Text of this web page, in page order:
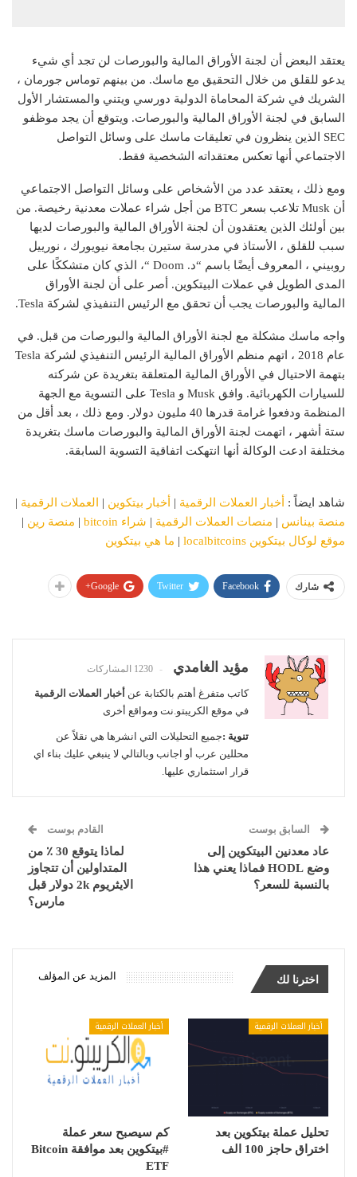
يعتقد البعض أن لجنة الأوراق المالية والبورصات لن تجد أي شيء
يدعو للقلق من خلال التحقيق مع ماسك. من بينهم توماس جورمان ،
الشريك في شركة المحاماة الدولية دورسي ويتني والمستشار الأول
السابق في لجنة الأوراق المالية والبورصات. ويتوقع أن يجد موظفو
SEC الذين ينظرون في تعليقات ماسك على وسائل التواصل
الاجتماعي أنها تعكس معتقداته الشخصية فقط.
ومع ذلك ، يعتقد عدد من الأشخاص على وسائل التواصل الاجتماعي
أن Musk تلاعب بسعر BTC من أجل شراء عملات معدنية رخيصة. من
بين أولئك الذين يعتقدون أن لجنة الأوراق المالية والبورصات لديها
سبب للقلق ، الأستاذ في مدرسة ستيرن بجامعة نيويورك ، نورييل
روبيني ، المعروف أيضًا باسم “د. Doom “، الذي كان متشككًا على
المدى الطويل في عملات البيتكوين. أصر على أن لجنة الأوراق
المالية والبورصات يجب أن تحقق مع الرئيس التنفيذي لشركة Tesla.
واجه ماسك مشكلة مع لجنة الأوراق المالية والبورصات من قبل. في
عام 2018 ، اتهم منظم الأوراق المالية الرئيس التنفيذي لشركة Tesla
بتهمة الاحتيال في الأوراق المالية المتعلقة بتغريدة عن شركته
للسيارات الكهربائية. وافق Musk و Tesla على التسوية مع الجهة
المنظمة ودفعوا غرامة قدرها 40 مليون دولار. ومع ذلك ، بعد أقل من
ستة أشهر ، اتهمت لجنة الأوراق المالية والبورصات ماسك بتغريدة
مختلفة ادعت الوكالة أنها انتهكت اتفاقية التسوية السابقة.
شاهد ايضاً : أخبار العملات الرقمية | أخبار بيتكوين | العملات الرقمية |
منصة بينانس | منصات العملات الرقمية | شراء bitcoin | منصة رين |
موقع لوكال بيتكوين localbitcoins
| ما هي بيتكوين
شارك Facebook
Twitter
Google+
مؤيد الغامدي 1230 المشاركات
كاتب متفرغ أهتم بالكتابة عن أخبار العملات الرقمية
في موقع الكريبتو.نت ومواقع أخرى
تنوية :جميع التحليلات التي انشرها هي نقلاً عن
محللين عرب أو اجانب وبالتالي لا ينبغي عليك بناء اي
قرار استثماري عليها.
السابق بوست
عاد معدنين البيتكوين إلى
وضع HODL فماذا يعني هذا
بالنسبة للسعر؟
القادم بوست
لماذا يتوقع 30 ٪ من
المتداولين أن تتجاوز
الايثريوم 2k دولار قبل
مارس؟
اخترنا لك المزيد عن المؤلف
أخبار العملات الرقمية
تحليل عملة بيتكوين بعد
اختراق حاجز 100 الف
أخبار العملات الرقمية
كم سيصبح سعر عملة
#بيتكوين بعد موافقة Bitcoin
ETF